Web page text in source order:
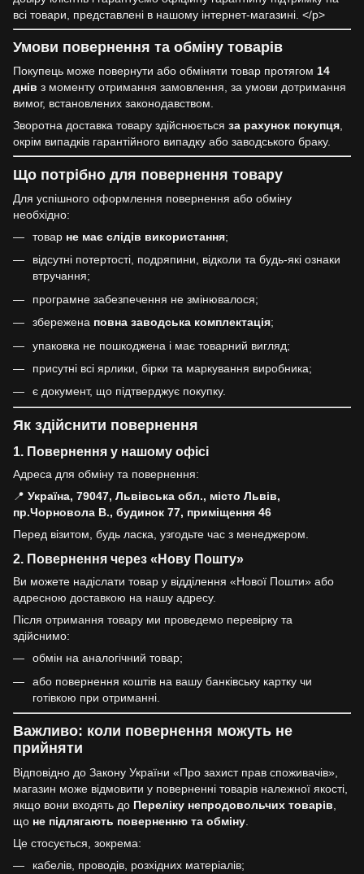
всі товари, представлені в нашому інтернет-магазині. </p>
Умови повернення та обміну товарів
Покупець може повернути або обміняти товар протягом 14
днів з моменту отримання замовлення, за умови дотримання
вимог, встановлених законодавством.
Зворотна доставка товару здійснюється за рахунок покупця,
окрім випадків гарантійного випадку або заводського браку.
Що потрібно для повернення товару
Для успішного оформлення повернення або обміну
необхідно:
товар не має слідів використання;
відсутні потертості, подряпини, відколи та будь-які ознаки
втручання;
програмне забезпечення не змінювалося;
збережена повна заводська комплектація;
упаковка не пошкоджена і має товарний вигляд;
присутні всі ярлики, бірки та маркування виробника;
є документ, що підтверджує покупку.
Як здійснити повернення
1. Повернення у нашому офісі
Адреса для обміну та повернення:
📍 Україна, 79047, Львівська обл., місто Львів,
пр.Чорновола В., будинок 77, приміщення 46
Перед візитом, будь ласка, узгодьте час з менеджером.
2. Повернення через «Нову Пошту»
Ви можете надіслати товар у відділення «Нової Пошти» або
адресною доставкою на нашу адресу.
Після отримання товару ми проведемо перевірку та
здійснимо:
обмін на аналогічний товар;
або повернення коштів на вашу банківську картку чи
готівкою при отриманні.
Важливо: коли повернення можуть не
прийняти
Відповідно до Закону України «Про захист прав споживачів»,
магазин може відмовити у поверненні товарів належної якості,
якщо вони входять до Переліку непродовольчих товарів
що не підлягають поверненню та обміну
Це стосується, зокрема:
кабелів, проводів, розхідних матеріалів;